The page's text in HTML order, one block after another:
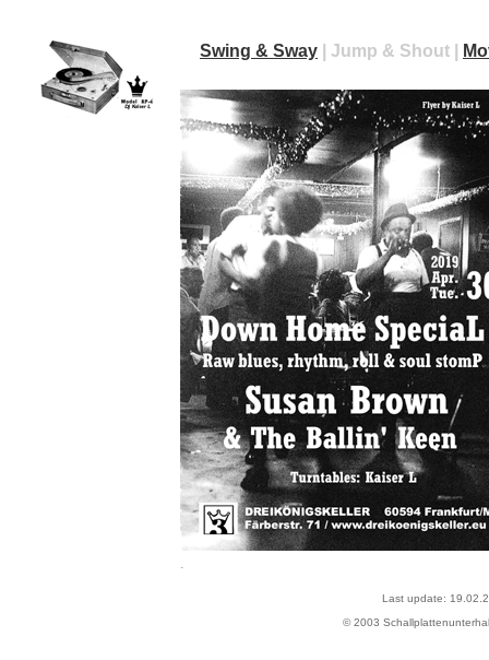
Swing & Sway | Jump & Shout |
.
Last update:
© 2003